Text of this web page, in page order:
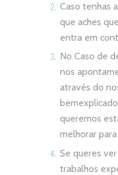
Caso tenhas
que aches
entra em
No Caso de
nos
através do
queremos
melhorar
Se queres
trabalhos